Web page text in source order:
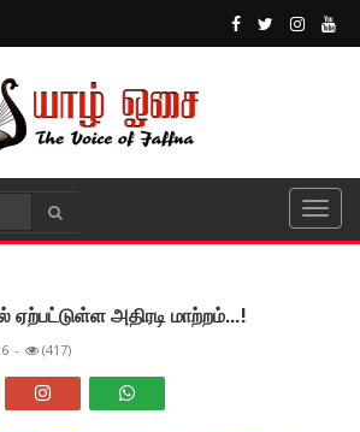
அதிரடி மாற்றம்...!
- (417)